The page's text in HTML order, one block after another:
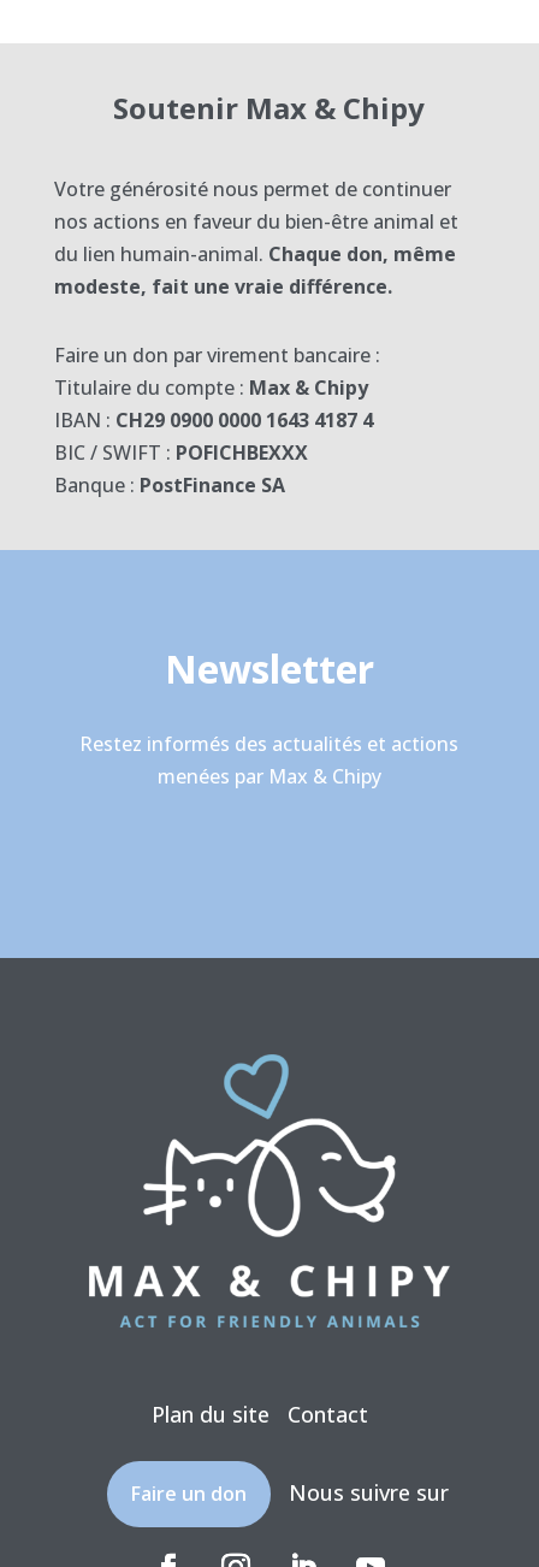
Soutenir Max & Chipy
Votre générosité nous permet de continuer
nos actions en faveur du bien-être animal et
du lien humain-animal. Chaque don, même
modeste, fait une vraie différence.
Faire un don par virement bancaire :
Titulaire du compte : Max & Chipy
IBAN : CH29 0900 0000 1643 4187 4
BIC / SWIFT : POFICHBEXXX
Banque : PostFinance SA
Newsletter
Restez informés des actualités et actions
menées par Max & Chipy
Plan du site Contact
Faire un don Nous suivre sur